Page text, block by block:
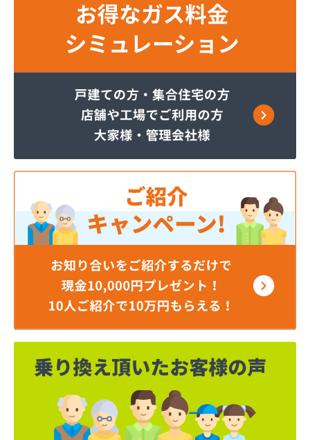
株式会社Misumi
株式会社アイティーエス
株式会社アイティーエス 南支店
株式会社イデックスガス 熊本中央営業所
株式会社ウエハラ
株式会社エコア 八代営業所
株式会社エコア 北部充填所
株式会社シバタ 熊本営業所
株式会社ジャパンクラフト
株式会社ダイイチライフ
株式会社タイプロ
株式会社タキガワ
株式会社ツバメ商会
株式会社フジイエネルギー
株式会社ホームエネルギー南九州
株式会社ホームエネルギー南九州
株式会社ミスミ 八代支店
株式会社ミスミ 八代事業所
株式会社ライフサポート九州 LPガス課
株式会社丸仙商会